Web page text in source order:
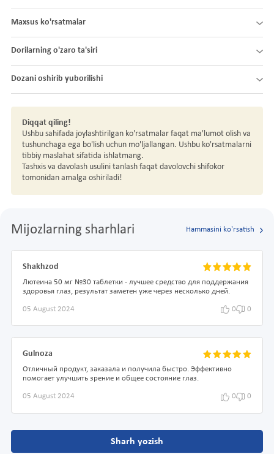
Maxsus ko'rsatmalar
Dorilarning o'zaro ta'siri
Dozani oshirib yuborilishi
Diqqat qiling!
Ushbu sahifada joylashtirilgan ko'rsatmalar faqat ma'lumot olish va
tushunchaga ega bo'lish uchun mo'ljallangan. Ushbu ko'rsatmalarni
tibbiy maslahat sifatida ishlatmang.
Tashxis va davolash usulini tanlash faqat davolovchi shifokor
tomonidan amalga oshiriladi!
Mijozlarning sharhlari Hammasini ko'rsatish
Shakhzod
Лютеина 50 мг №30 таблетки - лучшее средство для поддержания
здоровья глаз, результат заметен уже через несколько дней.
05 August 2024 0 0
Gulnoza
Отличный продукт, заказала и получила быстро. Эффективно
помогает улучшить зрение и общее состояние глаз.
05 August 2024 0 0
Sharh yozish